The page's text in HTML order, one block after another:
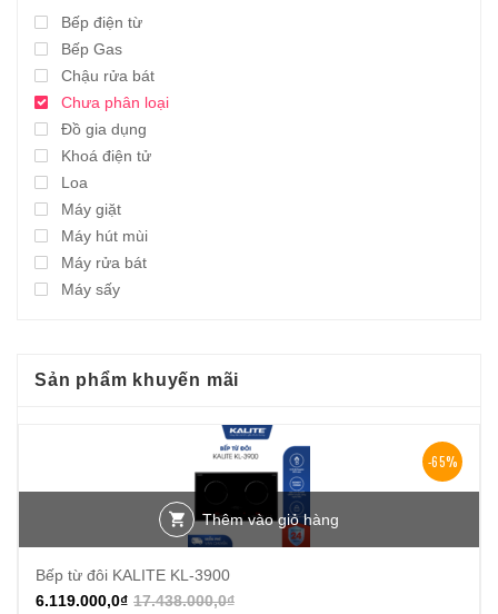
Bếp điện từ
Bếp Gas
Chậu rửa bát
Chưa phân loại
Đồ gia dụng
Khoá điện tử
Loa
Máy giặt
Máy hút mùi
Máy rửa bát
Máy sấy
Sản phẩm khuyến mãi
-65%
Thêm vào giỏ hàng
Bếp từ đôi KALITE KL-3900
17.438.000,0₫
6.119.000,0₫